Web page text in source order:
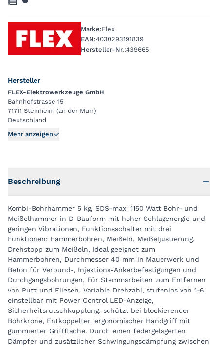
Marke:Flex
EAN:4030293191839
Hersteller-Nr.:439665
Hersteller
FLEX-Elektrowerkzeuge GmbH
Bahnhofstrasse 15
71711 Steinheim (an der Murr)
Deutschland
Mehr anzeigen
Beschreibung
Kombi-Bohrhammer 5 kg, SDS-max, 1150 Watt Bohr- und
Meißelhammer in D-Bauform mit hoher Schlagenergie und
geringen Vibrationen, Funktionsschalter mit drei
Funktionen: Hammerbohren, Meißeln, Meißeljustierung,
Drehstopp zum Meißeln, Ideal geeignet zum
Hammerbohren, Durchmesser 40 mm in Mauerwerk und
Beton für Verbund-, Injektions-Ankerbefestigungen und
Durchgangsbohrungen, Für Stemmarbeiten zum Entfernen
von Putz und Fliesen, Variable Drehzahl, stufenlos von 1-6
einstellbar mit Power Control LED-Anzeige,
Sicherheitsrutschkupplung: schützt bei blockierender
Bohrkrone, Entkoppelter, ergonomischer Handgriff mit
gummierter Grifffläche. Durch einen federgelagerten
Dämpfer und zusätzlicher Schwingungsdämpfung zwischen